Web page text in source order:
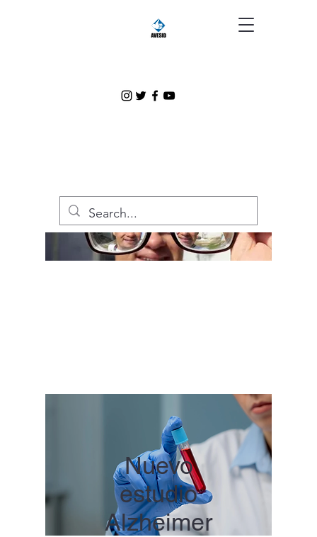
Nuevo
estudio
Alzheimer